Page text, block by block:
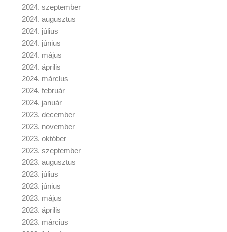
2024. szeptember
2024. augusztus
2024. július
2024. június
2024. május
2024. április
2024. március
2024. február
2024. január
2023. december
2023. november
2023. október
2023. szeptember
2023. augusztus
2023. július
2023. június
2023. május
2023. április
2023. március